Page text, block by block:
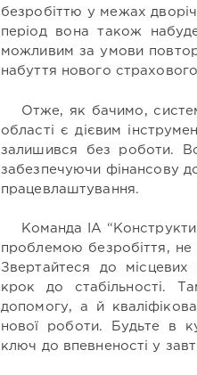
безробіттю у межах
період вона також
можливим за умови
набуття нового
Отже, як бачимо,
області є дієвим
залишився без роботи.
забезпечуючи фінансову
працевлаштування.
Команда ІА
проблемою безробіття, не
Звертайтеся до
крок до стабільності.
допомогу, а й
нової роботи. Будьте в
ключ до впевненості у